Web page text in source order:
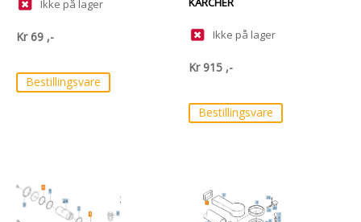
Ikke på lager
Kr69 ,-
Bestillingsvare
Ikke på lager
Kr 915 ,-
Bestillingsvare